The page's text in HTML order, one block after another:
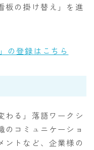
板の掛け替え」を進
の登録はこちら
わる」落語ワークシ
のコミュニケーショ
ントなど、企業様の